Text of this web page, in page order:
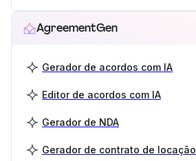
AgreementGen
Gerador de acordos com IA
Editor de acordos com IA
Gerador de NDA
Gerador de contrato de locação